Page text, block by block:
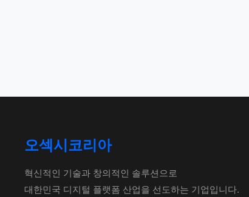
오섹시코리아
혁신적인 기술과 창의적인 솔루션으로
대한민국 디지털 플랫폼 산업을 선도하는 기업입니다.